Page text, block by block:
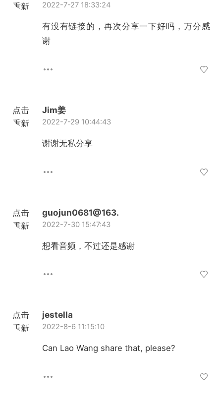
重新
2022-7-27 18:33:24
有没有链接的，再次分享一下好吗，万分感
谢
点击
重新
Jim姜
2022-7-29 10:44:43
谢谢无私分享
点击
重新
guojun0681@163.
2022-7-30 15:47:43
想看音频，不过还是感谢
点击
重新
jestella
2022-8-6 11:15:10
Can Lao Wang share that, please?